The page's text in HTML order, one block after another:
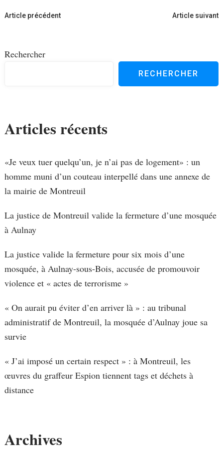
Navigation
Article précédent Article suivant
Rechercher
RECHERCHER
Articles récents
«Je veux tuer quelqu’un, je n’ai pas de logement» : un
homme muni d’un couteau interpellé dans une annexe de
la mairie de Montreuil
La justice de Montreuil valide la fermeture d’une mosquée
à Aulnay
La justice valide la fermeture pour six mois d’une
mosquée, à Aulnay-sous-Bois, accusée de promouvoir
violence et « actes de terrorisme »
« On aurait pu éviter d’en arriver là » : au tribunal
administratif de Montreuil, la mosquée d’Aulnay joue sa
survie
« J’ai imposé un certain respect » : à Montreuil, les
œuvres du graffeur Espion tiennent tags et déchets à
distance
Archives